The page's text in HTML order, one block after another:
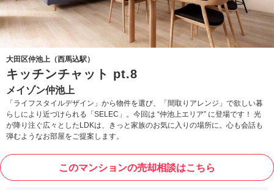
大田区仲池上（西馬込駅）
キッチンチャット pt.8
メイゾン仲池上
「ライフスタイルデザイン」から物件を選び、「間取りアレンジ」で欲しい暮
らしにより近づけられる「SELEC」。今回は “仲池上エリア” に登場です！ 光
が降り注ぐ広々としたLDKは、きっと家族のお気に入りの場所に。心も会話も
弾むようなお部屋をご提案します。
このマンションの売却相談はこちら